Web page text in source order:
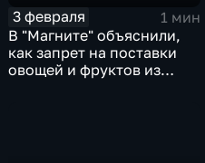
3 февраля
1 мин
В "Магните" объяснили,
как запрет на поставки
овощей и фруктов из